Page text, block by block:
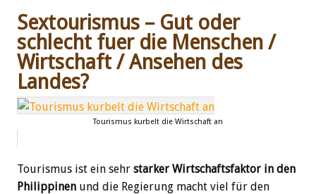
Sextourismus – Gut oder
schlecht fuer die Menschen /
Wirtschaft / Ansehen des
Landes?
Tourismus kurbelt die Wirtschaft an
Tourismus ist ein sehr starker Wirtschaftsfaktor in den
Philippinen und die Regierung macht viel für den